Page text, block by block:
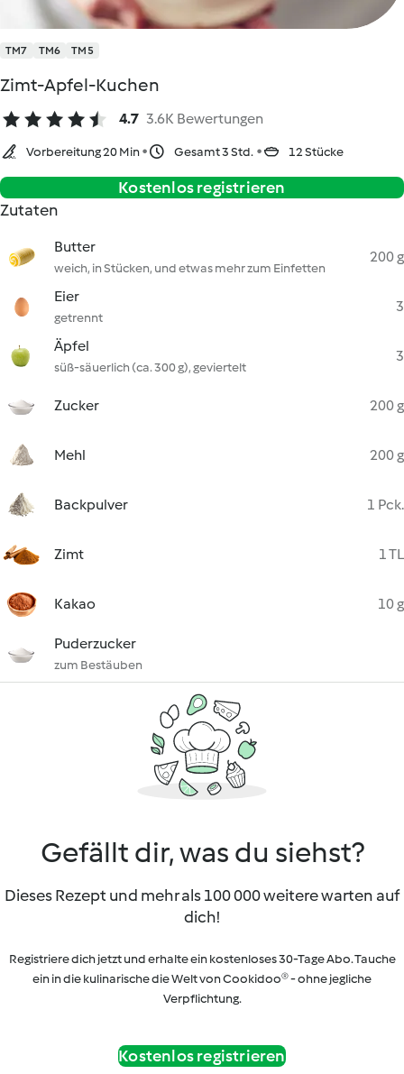
TM7 TM6 TM5
Zimt-Apfel-Kuchen
4.7 3.6K Bewertungen
Vorbereitung 20 Min Gesamt 3 Std. 12 Stücke
Kostenlos registrieren
Zutaten
Butter
weich, in Stücken, und etwas mehr zum Einfetten
200 g
Eier
getrennt
3
Äpfel
süß-säuerlich (ca. 300 g), geviertelt
3
Zucker 200 g
Mehl 200 g
Backpulver 1 Pck.
Zimt 1 TL
Kakao 10 g
Puderzucker
zum Bestäuben
Gefällt dir, was du siehst?
Dieses Rezept und mehr als 100 000 weitere warten auf
dich!
Registriere dich jetzt und erhalte ein kostenloses 30-Tage Abo. Tauche
ein in die kulinarische die Welt von Cookidoo® - ohne jegliche
Verpflichtung.
Kostenlos registrieren